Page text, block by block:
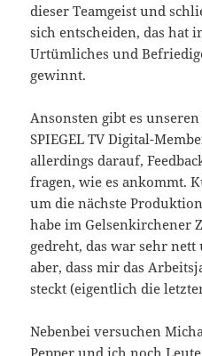
dieser Teamgeist und
sich entscheiden, das hat
Urtümliches und
gewinnt.
Ansonsten gibt es
SPIEGEL TV Digital-
allerdings darauf,
fragen, wie es ankommt.
um die nächste
habe im Gelsenkirchener
gedreht, das war sehr
aber, dass mir das
steckt (eigentlich die
Nebenbei versuchen